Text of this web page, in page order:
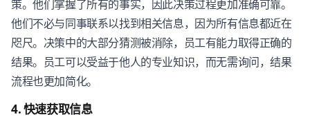
策。他们掌握了所有的事实，因此决策过程更加准确可靠。
他们不必与同事联系以找到相关信息，因为所有信息都近在
咫尺。决策中的大部分猜测被消除，员工有能力取得正确的
结果。员工可以受益于他人的专业知识，而无需询问，结果
流程也更加简化。
4. 快速获取信息